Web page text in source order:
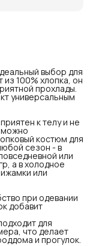
выбор для
100% хлопка, он
прохлады.
универсальным
к телу и не
можно
костюм для
сезон - в
или
а в холодное
или
при одевании
добавит
для
что делает
и прогулок.